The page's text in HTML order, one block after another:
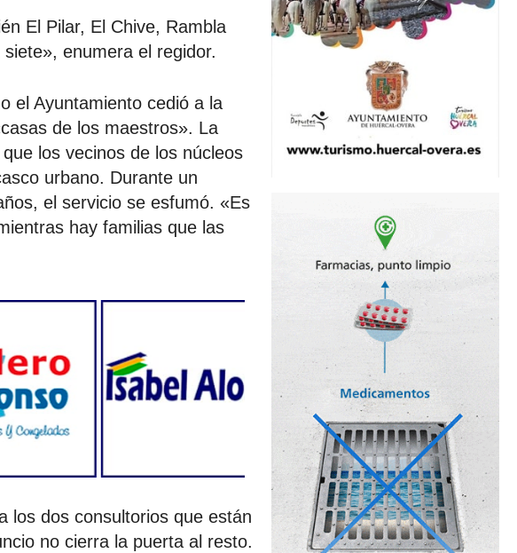
El Pilar, El Chive, Rambla
enumera el regidor.
el Ayuntamiento cedió a la
de los maestros». La
los vecinos de los núcleos
urbano. Durante un
el servicio se esfumó. «Es
hay familias que las
los dos consultorios que están
no cierra la puerta al resto.